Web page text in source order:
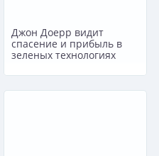
Джон Доерр видит
спасение и прибыль в
зеленых технологиях